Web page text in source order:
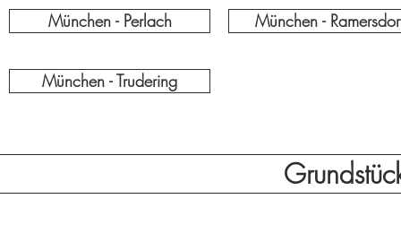
München - Perlach München -
München - Trudering